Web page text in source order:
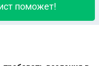
поможет!